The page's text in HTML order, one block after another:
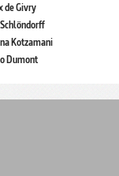
de Givry
Kotzamani
Dumont